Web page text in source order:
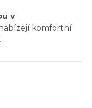
v
komfortní